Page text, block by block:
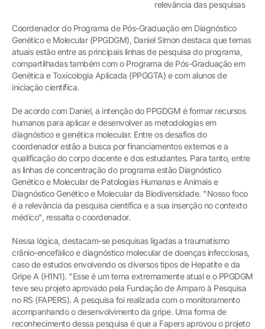
relevância das pesquisas
Coordenador do Programa de Pós-Graduação em Diagnóstico
Genético e Molecular (PPGDGM), Daniel Simon destaca que temas
atuais estão entre as principais linhas de pesquisa do programa,
compartilhadas também com o Programa de Pós-Graduação em
Genética e Toxicologia Aplicada (PPGGTA) e com alunos de
iniciação científica.
De acordo com Daniel, a intenção do PPGDGM é formar recursos
humanos para aplicar e desenvolver as metodologias em
diagnóstico e genética molecular. Entre os desafios do
coordenador estão a busca por financiamentos externos e a
qualificação do corpo docente e dos estudantes. Para tanto, entre
as linhas de concentração do programa estão Diagnóstico
Genético e Molecular de Patologias Humanas e Animais e
Diagnóstico Genético e Molecular da Biodiversidade. "Nosso foco
é a relevância da pesquisa científica e a sua inserção no contexto
médico", ressalta o coordenador.
Nessa lógica, destacam-se pesquisas ligadas a traumatismo
crânio-encefálico e diagnóstico molecular de doenças infecciosas,
caso de estudos envolvendo os diversos tipos de Hepatite e da
Gripe A (H1N1). "Esse é um tema extremamente atual e o PPGDGM
teve seu projeto aprovado pela Fundação de Amparo à Pesquisa
no RS (FAPERS). A pesquisa foi realizada com o monitoramento
acompanhando o desenvolvimento da gripe. Uma forma de
reconhecimento dessa pesquisa é que a Fapers aprovou o projeto